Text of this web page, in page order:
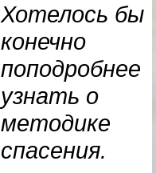
Хотелось бы
конечно
поподробнее
узнать о
методике
спасения.